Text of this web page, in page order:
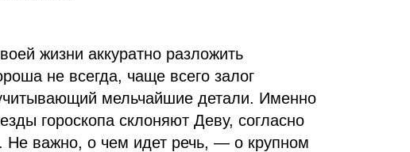
жизни аккуратно разложить
не всегда, чаще всего залог
мельчайшие детали. Именно
гороскопа склоняют Деву, согласно
Не важно, о чем идет речь, — о крупном